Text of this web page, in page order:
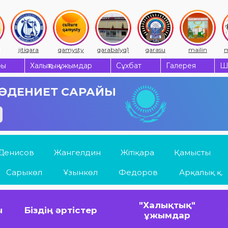
jitiqara qamysty qarabalyq1 qarasu mailin
Халықтық ұжымдар Сұхбат Галерея
САРАЙЫ
Жангелдин Жітіқара Қамысты
Сарыкөл Ұзынкөл Федоров Арқалық қ.
Біздің әртістер
"Халықтық"
ұжымдар